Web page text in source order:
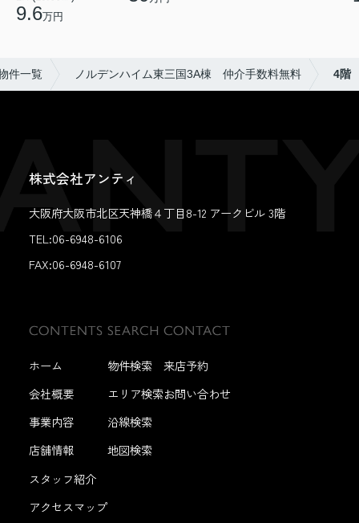
9.6万円
件一覧 ノルデンハイム東三国3A棟 仲介手数料無料 4階
株式会社アンティ
大阪府大阪市北区天神橋４丁目8-12 アークビル 3階
TEL:06-6948-6106
FAX:06-6948-6107
ホーム
会社概要
事業内容
店舗情報
スタッフ紹介
アクセスマップ
物件検索
エリア検索
沿線検索
地図検索
来店予約
お問い合わせ